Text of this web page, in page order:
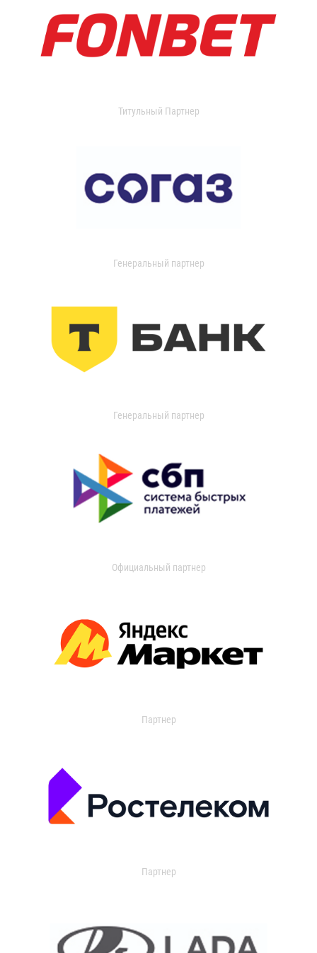
Титульный Партнер
Генеральный партнер
Генеральный партнер
Официальный партнер
Партнер
Партнер